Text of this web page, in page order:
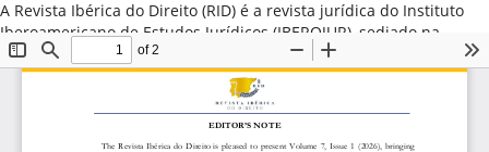
A Revista Ibérica do Direito (RID) é a revista jurídica do Instituto
Iberoamericano de Estudos Jurídicos (IBEROJUR), sediado na
Cidade do Porto, Portugal. Promove a difusão do conhecimento
jurídico iberoamericano nas variadas vertentes do Direito Público
e Direito Privado, valorizando estudos que destacam o direito
comparado iberoamericano ou aqueles originários dos países da
América Latina, Espanha e Portugal. ISSN: 2184-7487